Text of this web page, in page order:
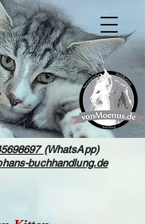
(WhatsApp)
buchhandlung.de